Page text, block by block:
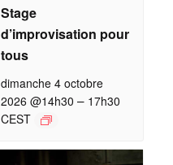
Stage
d’improvisation pour
tous
dimanche 4 octobre
2026 @14h30 – 17h30
CEST